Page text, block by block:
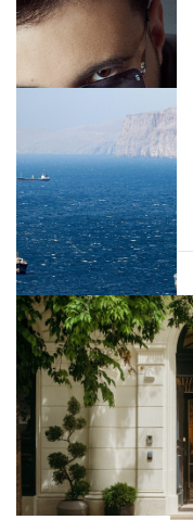
Content Lab HUB
Forbes-sztori
Energia